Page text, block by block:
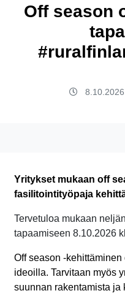
Off season
Yritykset mukaan off
fasilitointityöpaja
Tervetuloa mukaan
tapaamiseen 8.10.2026
Off season -
ideoilla. Tarvitaan myös
suunnan rakentamista ja